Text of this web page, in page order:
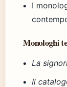
I
Monologhi
La
Il